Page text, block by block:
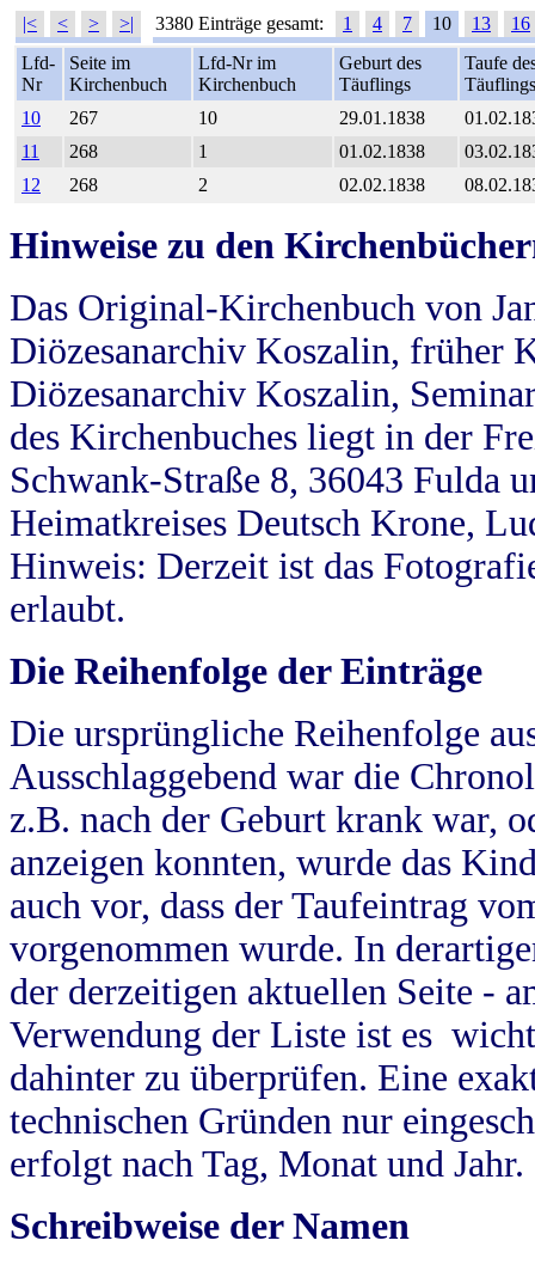
|< < > >| 3380 Einträge gesamt: 1 4 7 10 13
16
Lfd-
Nr
Seite im
Kirchenbuch
Lfd-Nr im
Kirchenbuch
Geburt des
Täuflings
Taufe
Täuflings
10
267 10 29.01.1838
11
268 1 01.02.1838
12
268 2 02.02.1838
Hinweise zu den
Das Original-Kirchenbuch von
Diözesanarchiv Koszalin, früher
Diözesanarchiv Koszalin,
des Kirchenbuches liegt in der
Schwank-Straße 8, 36043 Fulda
Heimatkreises Deutsch Krone,
Hinweis: Derzeit ist das
erlaubt.
Die Reihenfolge der Einträge
Die ursprüngliche Reihenfolge
Ausschlaggebend war die
z.B. nach der Geburt krank war,
anzeigen konnten, wurde das
auch vor, dass der Taufeintrag
vorgenommen wurde. In
der derzeitigen aktuellen Seite -
Verwendung der Liste ist es
dahinter zu überprüfen. Eine
technischen Gründen nur
erfolgt nach Tag, Monat und Jahr.
Schreibweise der Namen